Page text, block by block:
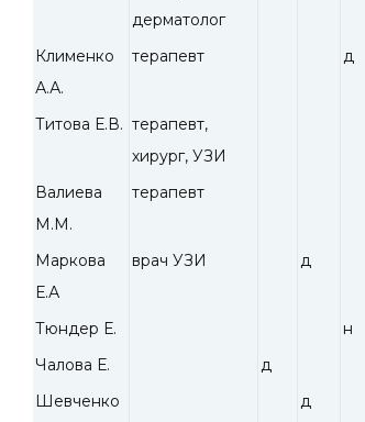
дерматолог
Клименко
А.А.
терапевт д
Титова Е.В. терапевт,
хирург, УЗИ
Валиева
М.М.
терапевт
Маркова
Е.А
врач УЗИ д
Тюндер Е. н
Чалова Е.
д
Шевченко
д